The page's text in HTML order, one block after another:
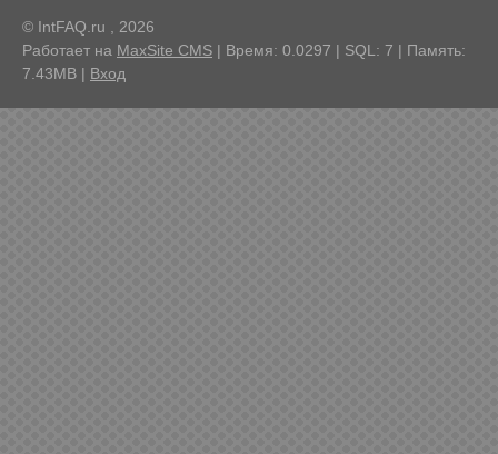
© IntFAQ.ru , 2026
Работает на MaxSite CMS | Время: 0.0297 | SQL: 7 | Память:
7.43MB | Вход